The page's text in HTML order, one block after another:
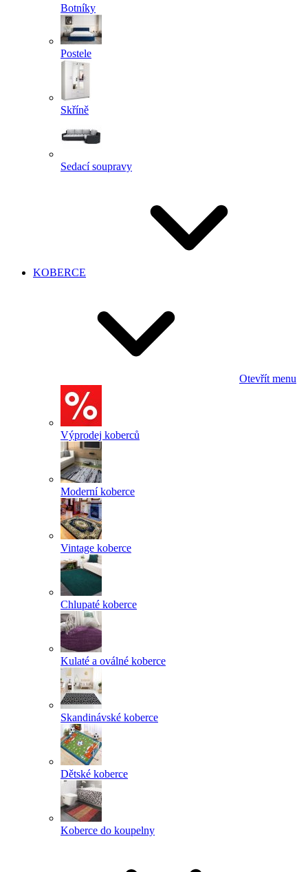
Botníky
Postele
Skříně
Sedací soupravy
KOBERCE
Otevřít menu
Výprodej koberců
Moderní koberce
Vintage koberce
Chlupaté koberce
Kulaté a oválné koberce
Skandinávské koberce
Dětské koberce
Koberce do koupelny